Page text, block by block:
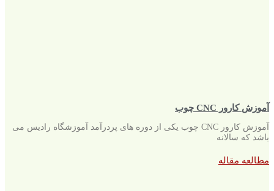
آموزش کارور CNC چوب
آموزش کارور CNC چوب یکی از دوره های پردرآمد آموزشگاه رادیس می
باشد که سالانه
مطالعه مقاله